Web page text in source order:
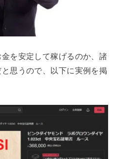
を安定して稼げるのか、諸
思うので、以下に実例を掲